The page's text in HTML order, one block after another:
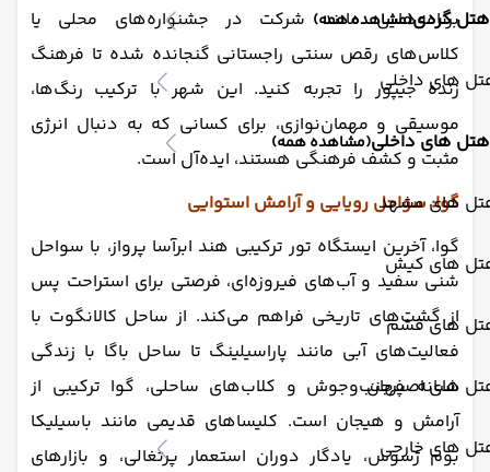
هتل گردی(مشاهده همه)
های داخلی
هتل های داخلی(مشاهده همه)
های مشهد
های کیش
های قشم
های اصفهان
های خارجی
برنامه‌هایی مانند شرکت در جشنواره‌های محلی یا
کلاس‌های رقص سنتی راجستانی گنجانده شده تا فرهنگ
زنده جیپور را تجربه کنید. این شهر با ترکیب رنگ‌ها،
موسیقی و مهمان‌نوازی، برای کسانی که به دنبال انرژی
مثبت و کشف فرهنگی هستند، ایده‌آل است.
گوا: سواحل رویایی و آرامش استوایی
گوا، آخرین ایستگاه تور ترکیبی هند ابرآسا پرواز، با سواحل
شنی سفید و آب‌های فیروزه‌ای، فرصتی برای استراحت پس
از گشت‌های تاریخی فراهم می‌کند. از ساحل کالانگوت با
فعالیت‌های آبی مانند پاراسیلینگ تا ساحل باگا با زندگی
شبانه پرجنب‌وجوش و کلاب‌های ساحلی، گوا ترکیبی از
آرامش و هیجان است. کلیساهای قدیمی مانند باسیلیکا
بوم ژسوس، یادگار دوران استعمار پرتغالی، و بازارهای